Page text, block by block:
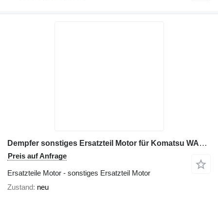
Dempfer sonstiges Ersatzteil Motor für Komatsu WA380 Radlader
Preis auf Anfrage
Ersatzteile Motor - sonstiges Ersatzteil Motor
Zustand
neu